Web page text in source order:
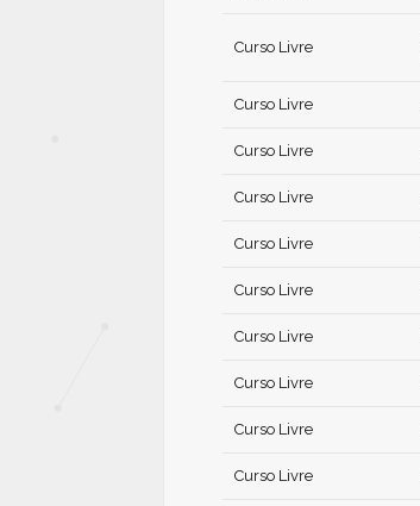
Curso Livre
Curso Livre
Curso Livre
Curso Livre
Curso Livre
Curso Livre
Curso Livre
Curso Livre
Curso Livre
Curso Livre